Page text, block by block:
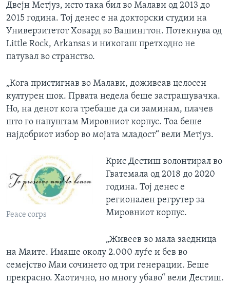
Двејн Метјуз, исто така бил во Малави од 2013 до
2015 година. Тој денес е на докторски студии на
Универзитетот Ховард во Вашингтон. Потекнува од
Little Rock, Arkansas и никогаш претходно не
патувал во странство.
„Кога пристигнав во Малави, доживеав целосен
културен шок. Првата недела беше застрашувачка.
Но, на денот кога требаше да си заминам, плачев
што го напуштам Мировниот корпус. Тоа беше
најдобриот избор во мојата младост“ вели Метјуз.
Peace corps
Крис Дестиш волонтирал во
Гватемала од 2018 до 2020
година. Тој денес е
регионален регрутер за
Мировниот корпус.
„Живеев во мала заедница
на Маите. Имаше околу 2.000 луѓе и бев во
семејство Маи сочинето од три генерации. Беше
прекрасно. Хаотично, но многу убаво“ вели Дестиш.